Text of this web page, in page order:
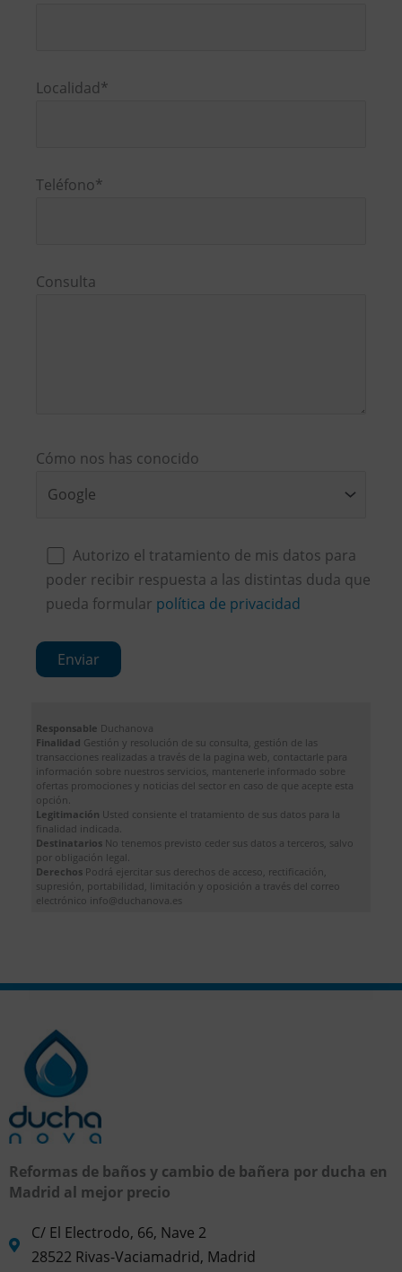
vacío.
Localidad*
Teléfono*
Consulta
Cómo nos has conocido
Autorizo el tratamiento de mis datos para
poder recibir respuesta a las distintas duda que
pueda formular política de privacidad
Responsable Duchanova
Finalidad Gestión y resolución de su consulta, gestión de las
transacciones realizadas a través de la pagina web, contactarle para
información sobre nuestros servicios, mantenerle informado sobre
ofertas promociones y noticias del sector en caso de que acepte esta
opción.
Legitimación Usted consiente el tratamiento de sus datos para la
finalidad indicada.
Destinatarios No tenemos previsto ceder sus datos a terceros, salvo
por obligación legal.
Derechos Podrá ejercitar sus derechos de acceso, rectificación,
supresión, portabilidad, limitación y oposición a través del correo
electrónico info@duchanova.es
Reformas de baños y cambio de bañera por ducha en
Madrid al mejor precio
C/ El Electrodo, 66, Nave 2
28522 Rivas-Vaciamadrid, Madrid